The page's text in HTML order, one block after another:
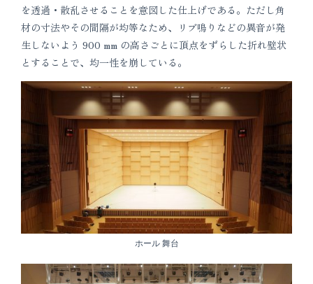
を透過・散乱させることを意図した仕上げである。ただし角
材の寸法やその間隔が均等なため、リブ鳴りなどの異音が発
生しないよう 900 mm の高さごとに頂点をずらした折れ壁状
とすることで、均一性を崩している。
ホール 舞台